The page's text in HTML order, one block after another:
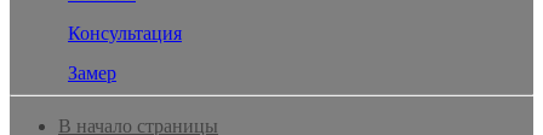
Консультация
Замер
В начало страницы